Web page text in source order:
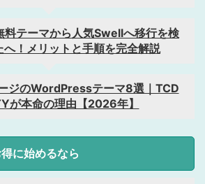
料テーマから人気Swellへ移行を検
へ！メリットと手順を完全解説
ジのWordPressテーマ8選｜TCD
が本命の理由【2026年】
に始めるなら